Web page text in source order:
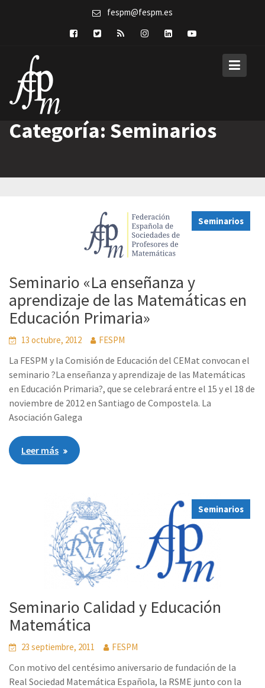
fespm@fespm.es
Categoría: Seminarios
Seminarios
Seminario «La enseñanza y
aprendizaje de las Matemáticas en
Educación Primaria»
13 octubre, 2012 FESPM
La FESPM y la Comisión de Educación del CEMat convocan el
seminario ?La enseñanza y aprendizaje de las Matemáticas
en Educación Primaria?, que se celebrará entre el 15 y el 18 de
noviembre de 2012 en Santiago de Compostela. La
Asociación Galega
Leer más
Seminarios
Seminario Calidad y Educación
Matemática
23 septiembre, 2011 FESPM
Con motivo del centésimo aniversario de fundación de la
Real Sociedad Matemática Española, la RSME junto con la